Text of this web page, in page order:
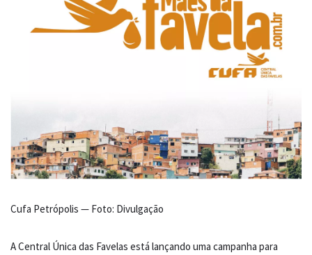
Cufa Petrópolis — Foto: Divulgação
A Central Única das Favelas está lançando uma campanha para